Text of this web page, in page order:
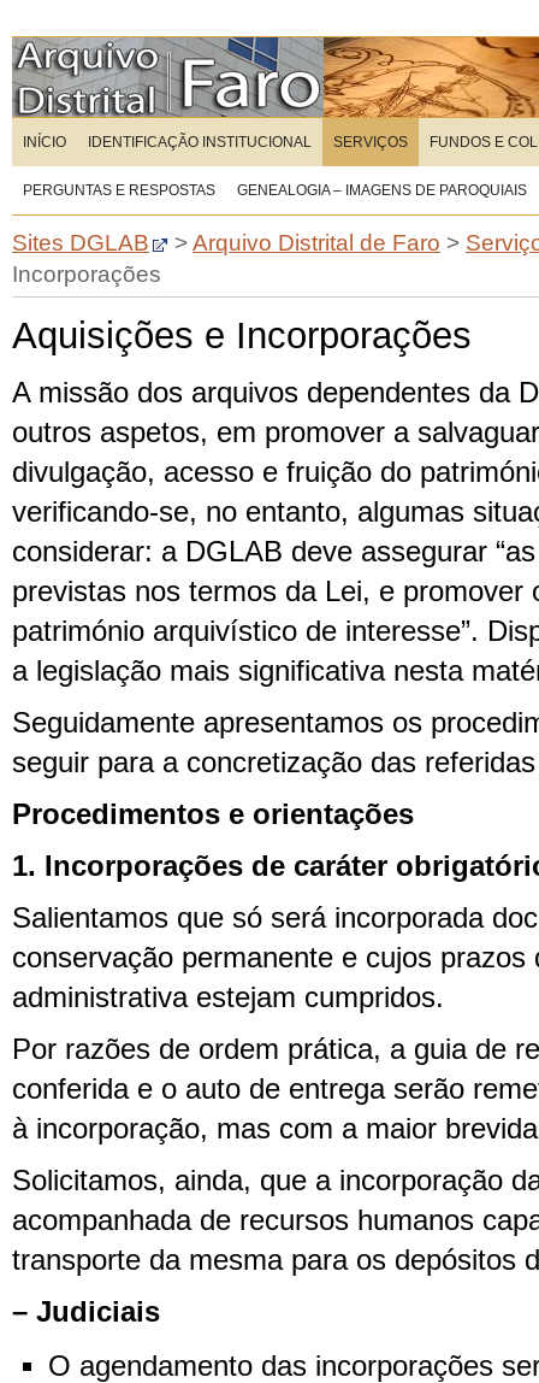
INÍCIO IDENTIFICAÇÃO INSTITUCIONAL SERVIÇOS FUNDOS E
PERGUNTAS E RESPOSTAS GENEALOGIA – IMAGENS DE PAROQUIAIS
Sites DGLAB >Arquivo Distrital de Faro >
Incorporações
Aquisições e Incorporações
A missão dos arquivos dependentes da
outros aspetos, em promover a
divulgação, acesso e fruição do
verificando-se, no entanto, algumas
considerar: a DGLAB deve assegurar
previstas nos termos da Lei, e promover
património arquivístico de interesse”.
a legislação mais significativa nesta
Seguidamente apresentamos os
seguir para a concretização das
Procedimentos e orientações
1. Incorporações de caráter
Salientamos que só será incorporada
conservação permanente e cujos prazos
administrativa estejam cumpridos.
Por razões de ordem prática, a guia de
conferida e o auto de entrega serão
à incorporação, mas com a maior
Solicitamos, ainda, que a incorporação
acompanhada de recursos humanos
transporte da mesma para os depósitos
– Judiciais
O agendamento das incorporações